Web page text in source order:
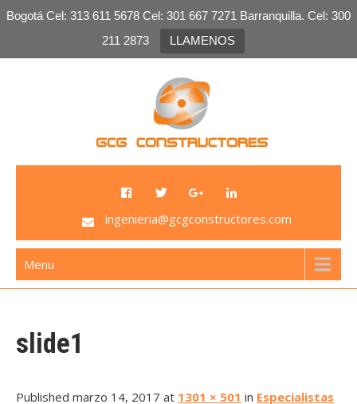
Bogotá Cel: 313 611 5678 Cel: 301 667 7271 Barranquilla. Cel: 300
211 2873
LLAMENOS
GCG Constructores
Venta de Plomo, venta de laminas de plomo, salas
plomadas, sistemas de radio protección
ingenieria@gcgconstructores.com
Menu
slide1
Published marzo 14, 2017 at 1301 × 501 in Especialistas